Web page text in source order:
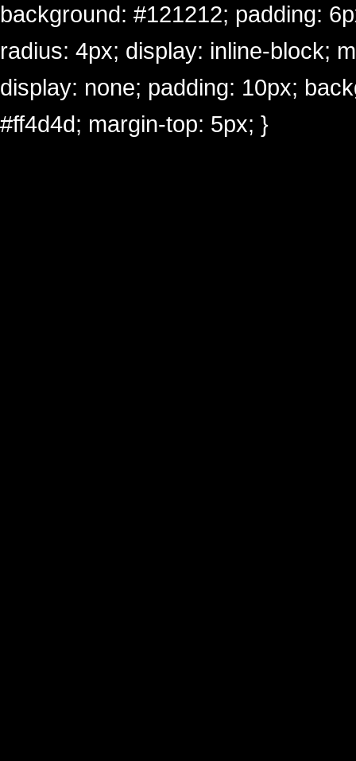
background: #121212; padding:
radius: 4px; display: inline-block;
display: none; padding: 10px;
#ff4d4d; margin-top: 5px; }